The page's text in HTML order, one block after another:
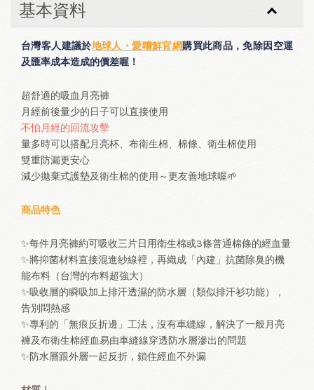
基本資料
台灣客人建議於地球人・愛嚐鮮官網購買此商品，免除因空運
及匯率成本造成的價差喔！
超舒適的吸血月亮褲
月經前後量少的日子可以直接使用
不怕月經的回流攻擊
量多時可以搭配月亮杯、布衛生棉、棉條、衛生棉使用
雙重防漏更安心
減少拋棄式護墊及衛生棉的使用～更友善地球喔🌱
商品特色
✨每件月亮褲約可吸收三片日用衛生棉或3條普通棉條的經血量
✨將抑菌材料直接混進紗線裡，再織成「內建」抗菌除臭的機
能布料（台灣的布料超強大）
✨吸收層的瞬吸加上排汗透濕的防水層（類似排汗衫功能），
告別悶熱感
✨專利的「無痕反折邊」工法，沒有車縫線，解決了一般月亮
褲及布衛生棉經血易由車縫線穿透防水層滲出的問題
✨防水層跟外層一起反折，鎖住經血不外漏